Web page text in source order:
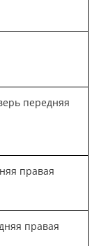
передняя
правая
правая